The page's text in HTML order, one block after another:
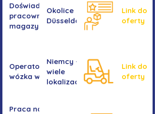
Doświadczony
pracownik/pracownica
magazynu
Okolice
Düsseldorf
Link do
oferty
Operator/operatorka
wózka widłowego
Niemcy -
wiele
lokalizacji
Link do
oferty
Praca na